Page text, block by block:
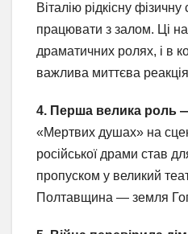
Віталію рідкісну
працювати з залом. Ці
драматичних ролях, і в
важлива миттєва
4. Перша велика роль
«Мертвих душах» на
російської драми став
пропуском у великий
Полтавщина — земля